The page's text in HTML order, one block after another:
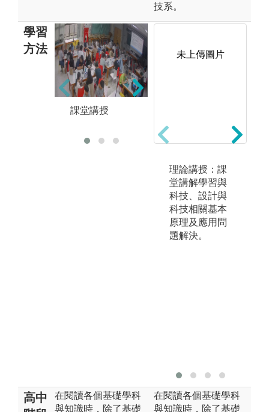
技系。
學習
方法
課堂講授
未上傳圖片
理論講授：課
堂講解學習與
科技、設計與
科技相關基本
原理及應用問
題解決。
高中
在閱讀各個基礎學科
與知識時，除了基礎
在閱讀各個基礎學科
與知識時，除了基礎